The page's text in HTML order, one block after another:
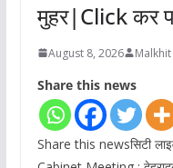
मुहर|Click कर
August 8, 2026 Malkhit
Share this news
Share this newsसिटी